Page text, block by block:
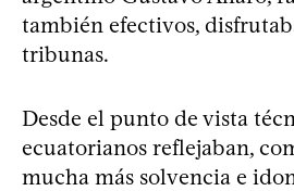
también efectivos,
tribunas.
Desde el punto de vista
ecuatorianos reflejaban,
mucha más solvencia e